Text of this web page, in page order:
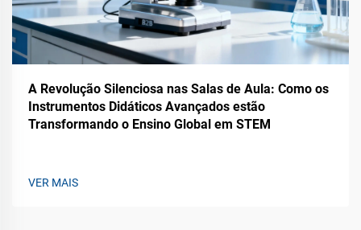
A Revolução Silenciosa nas Salas de Aula: Como os
Instrumentos Didáticos Avançados estão
Transformando o Ensino Global em STEM
VER MAIS